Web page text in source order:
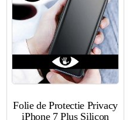
Folie de Protectie Privacy
iPhone 7 Plus Silicon